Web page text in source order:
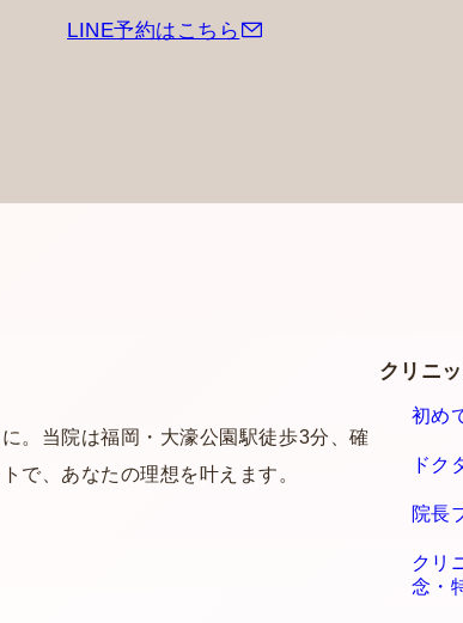
LINE予約はこちら
。当院は福岡・大濠公園駅徒歩3分、確
で、あなたの理想を叶えます。
クリニ
初め
ドク
院長
クリ
念・